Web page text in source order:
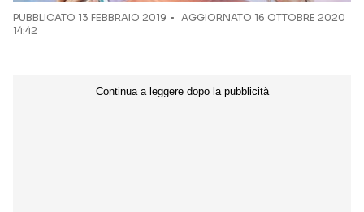
PUBBLICATO 13 FEBBRAIO 2019
AGGIORNATO 16 OTTOBRE 2020
14:42